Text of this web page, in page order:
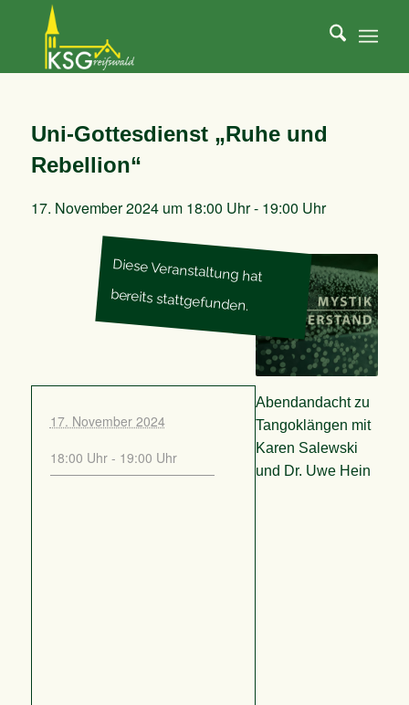
Uni-Gottesdienst „Ruhe und
Rebellion“
17. November 2024 um 18:00 Uhr- 19:00 Uhr
Abendandacht zu
Tangoklängen mit
Karen Salewski
und Dr. Uwe Hein
Diese Veranstaltung hat
bereits stattgefunden.
17. November 2024
18:00 Uhr - 19:00 Uhr